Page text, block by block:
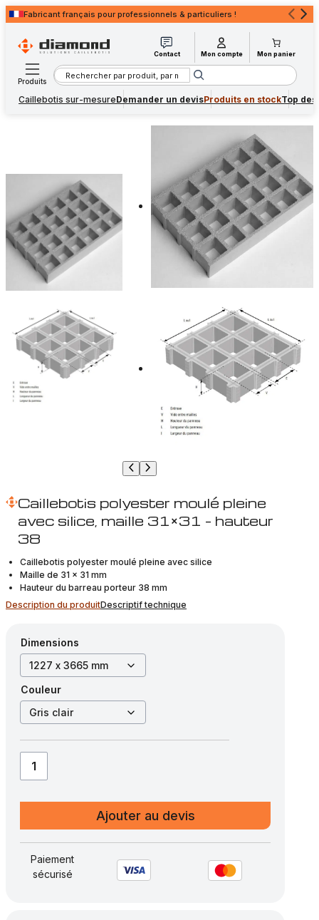
Fabricant français pour professionnels & particuliers !
pour professionnels & particuliers !
Contact Mon compte Mon panier
Produits
Rechercher
Caillebotis sur-mesureDemander un devisProduits en stockTop
Caillebotis polyester moulé pleine
avec silice, maille 31×31 – hauteur
38
Caillebotis polyester moulé pleine avec silice
Maille de 31 x 31 mm
Hauteur du barreau porteur 38 mm
Description du produitDescriptif technique
Dimensions
Couleur
quantité
moulé
pleine
avec
Ajouter au devis
Paiement
sécurisé